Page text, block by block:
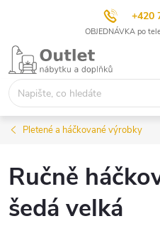
+420
OBJEDNÁVKA po
Přejít
obsah
Pletené a háčkované výrobky
Ručně
šedá velká